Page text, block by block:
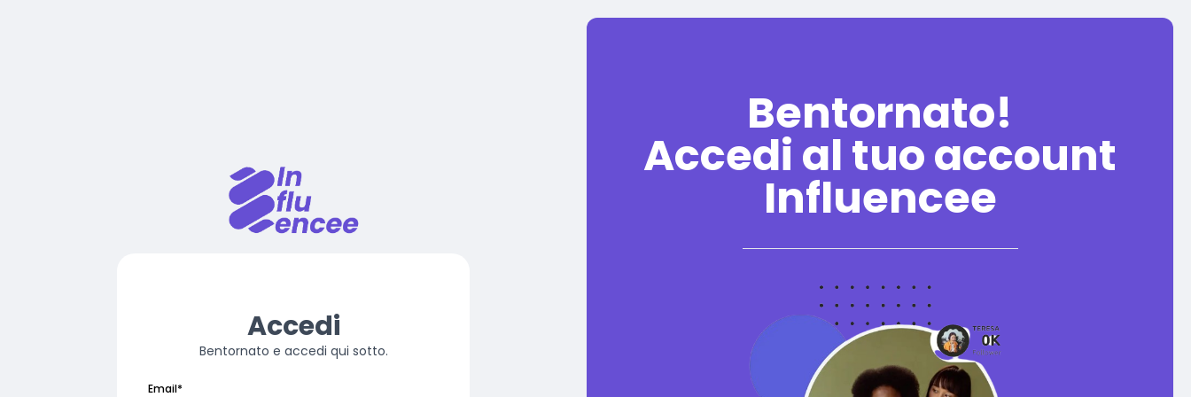
Accedi
Bentornato e accedi qui sotto.
Email*
Bentornato!
Accedi al tuo account
Influencee